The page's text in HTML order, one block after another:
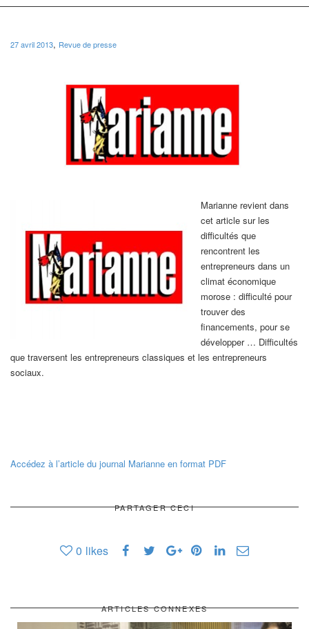
27 avril 2013, Revue de presse
Marianne revient dans
cet article sur les
difficultés que
rencontrent les
entrepreneurs dans un
climat économique
morose : difficulté pour
trouver des
financements, pour se
développer … Difficultés
que traversent les entrepreneurs classiques et les entrepreneurs
sociaux.
Accédez à l’article du journal Marianne en format PDF
PARTAGER CECI
0 likes
ARTICLES CONNEXES